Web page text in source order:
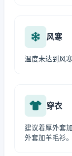
风寒
温度未达到风
穿衣
建议着厚外套
外套加羊毛衫。